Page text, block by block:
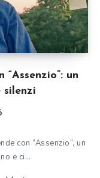
un
con “Assenzio”, un
e ci…